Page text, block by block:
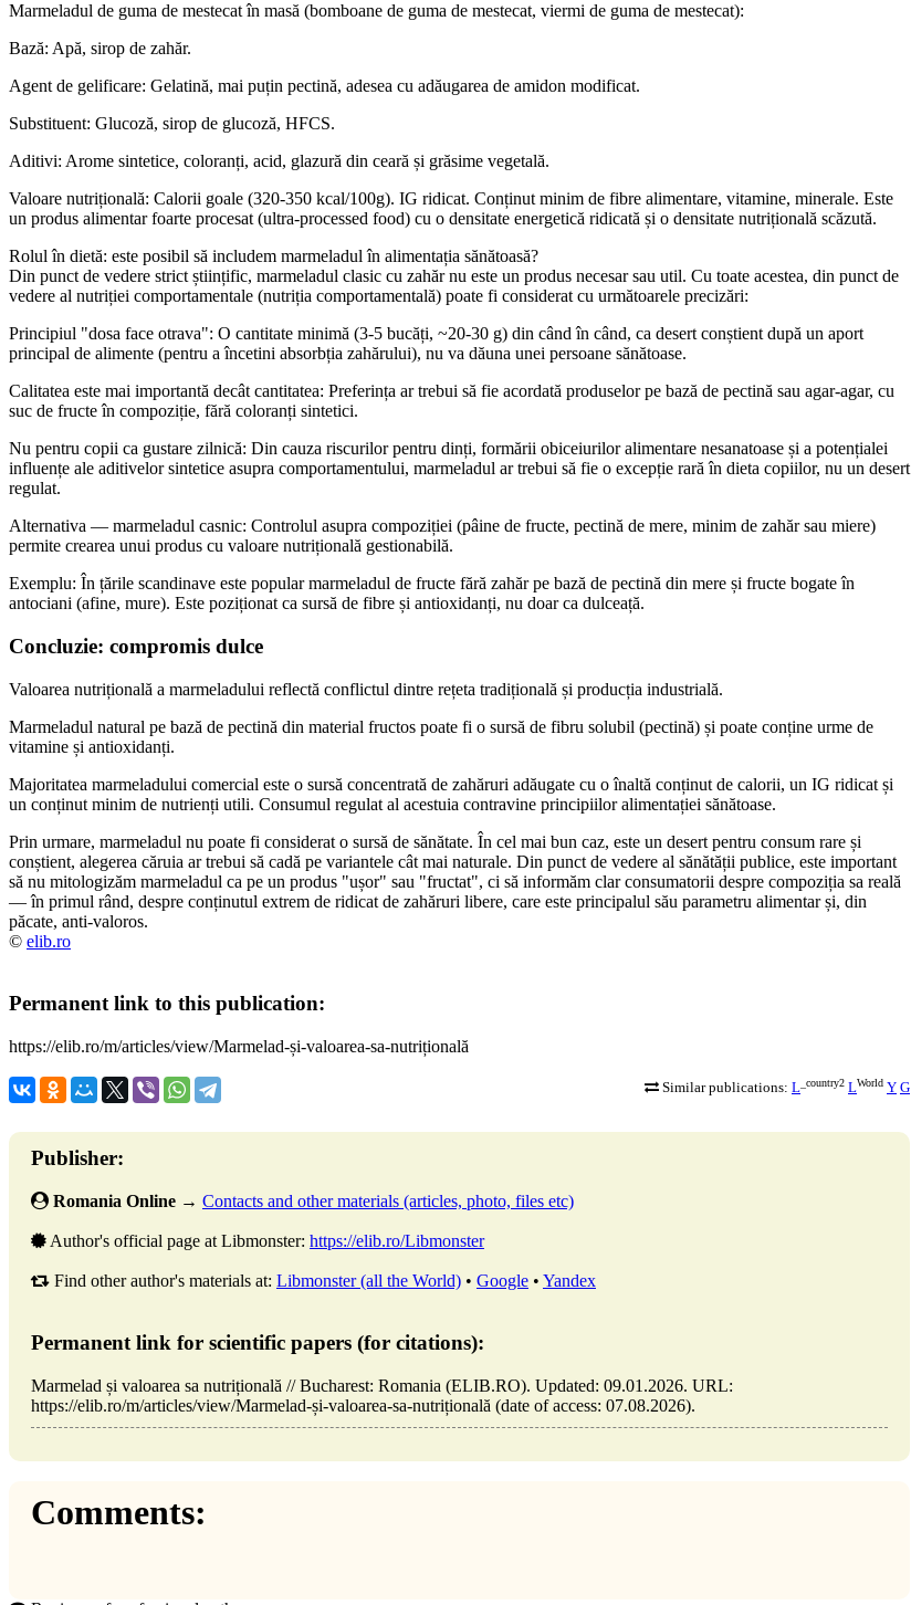
Marmeladul de guma de mestecat în masă (bomboane de guma de mestecat, viermi de guma de mestecat):
Bază: Apă, sirop de zahăr.
Agent de gelificare: Gelatină, mai puțin pectină, adesea cu adăugarea de amidon modificat.
Substituent: Glucoză, sirop de glucoză, HFCS.
Aditivi: Arome sintetice, coloranți, acid, glazură din ceară și grăsime vegetală.
Valoare nutrițională: Calorii goale (320-350 kcal/100g). IG ridicat. Conținut minim de fibre alimentare, vitamine, minerale. Este
un produs alimentar foarte procesat (ultra-processed food) cu o densitate energetică ridicată și o densitate nutrițională scăzută.
Rolul în dietă: este posibil să includem marmeladul în alimentația sănătoasă?
Din punct de vedere strict științific, marmeladul clasic cu zahăr nu este un produs necesar sau util. Cu toate acestea, din punct de
vedere al nutriției comportamentale (nutriția comportamentală) poate fi considerat cu următoarele precizări:
Principiul "dosa face otrava": O cantitate minimă (3-5 bucăți, ~20-30 g) din când în când, ca desert conștient după un aport
principal de alimente (pentru a încetini absorbția zahărului), nu va dăuna unei persoane sănătoase.
Calitatea este mai importantă decât cantitatea: Preferința ar trebui să fie acordată produselor pe bază de pectină sau agar-agar, cu
suc de fructe în compoziție, fără coloranți sintetici.
Nu pentru copii ca gustare zilnică: Din cauza riscurilor pentru dinți, formării obiceiurilor alimentare nesanatoase și a potențialei
influențe ale aditivelor sintetice asupra comportamentului, marmeladul ar trebui să fie o excepție rară în dieta copiilor, nu un desert
regulat.
Alternativa — marmeladul casnic: Controlul asupra compoziției (pâine de fructe, pectină de mere, minim de zahăr sau miere)
permite crearea unui produs cu valoare nutrițională gestionabilă.
Exemplu: În țările scandinave este popular marmeladul de fructe fără zahăr pe bază de pectină din mere și fructe bogate în
antociani (afine, mure). Este poziționat ca sursă de fibre și antioxidanți, nu doar ca dulceață.
Concluzie: compromis dulce
Valoarea nutrițională a marmeladului reflectă conflictul dintre rețeta tradițională și producția industrială.
Marmeladul natural pe bază de pectină din material fructos poate fi o sursă de fibru solubil (pectină) și poate conține urme de
vitamine și antioxidanți.
Majoritatea marmeladului comercial este o sursă concentrată de zahăruri adăugate cu o înaltă conținut de calorii, un IG ridicat și
un conținut minim de nutrienți utili. Consumul regulat al acestuia contravine principiilor alimentației sănătoase.
Prin urmare, marmeladul nu poate fi considerat o sursă de sănătate. În cel mai bun caz, este un desert pentru consum rare și
conștient, alegerea căruia ar trebui să cadă pe variantele cât mai naturale. Din punct de vedere al sănătății publice, este important
să nu mitologizăm marmeladul ca pe un produs "ușor" sau "fructat", ci să informăm clar consumatorii despre compoziția sa reală
— în primul rând, despre conținutul extrem de ridicat de zahăruri libere, care este principalul său parametru alimentar și, din
păcate, anti-valoros.
© elib.ro
Permanent link to this publication:
https://elib.ro/m/articles/view/Marmelad-și-valoarea-sa-nutrițională
Similar publications: L _country2 LWorld Y G
Publisher:
Romania Online → Contacts and other materials (articles, photo, files etc)
Author's official page at Libmonster: https://elib.ro/Libmonster
Find other author's materials at: Libmonster (all the World) • Google • Yandex
Permanent link for scientific papers (for citations):
Marmelad și valoarea sa nutrițională // Bucharest: Romania (ELIB.RO). Updated: 09.01.2026. URL:
https://elib.ro/m/articles/view/Marmelad-și-valoarea-sa-nutrițională (date of access: 07.08.2026).
Comments: